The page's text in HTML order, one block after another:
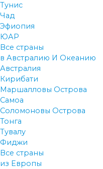
Тунис
Чад
Эфиопия
ЮАР
Все страны
в Австралию И Океанию
Австралия
Кирибати
Маршалловы Острова
Самоа
Соломоновы Острова
Тонга
Тувалу
Фиджи
Все страны
из Европы